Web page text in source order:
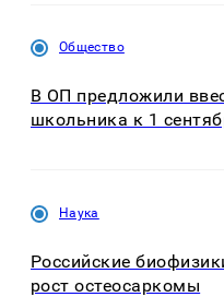
Общество
В ОП предложили
школьника к 1
Наука
Российские
рост остеосаркомы